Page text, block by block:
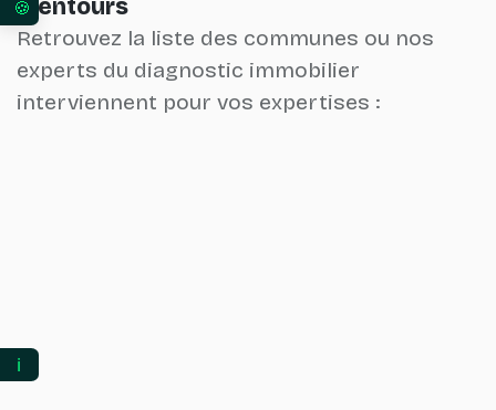
alentours
Retrouvez la liste des communes ou nos
experts du diagnostic immobilier
interviennent pour vos expertises :
ℹ️